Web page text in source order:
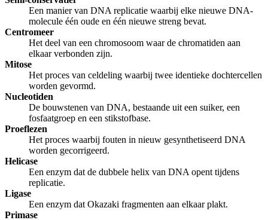
Een manier van DNA replicatie waarbij elke nieuwe DNA-
molecule één oude en één nieuwe streng bevat.
Centromeer
Het deel van een chromosoom waar de chromatiden aan
elkaar verbonden zijn.
Mitose
Het proces van celdeling waarbij twee identieke dochtercellen
worden gevormd.
Nucleotiden
De bouwstenen van DNA, bestaande uit een suiker, een
fosfaatgroep en een stikstofbase.
Proeflezen
Het proces waarbij fouten in nieuw gesynthetiseerd DNA
worden gecorrigeerd.
Helicase
Een enzym dat de dubbele helix van DNA opent tijdens
replicatie.
Ligase
Een enzym dat Okazaki fragmenten aan elkaar plakt.
Primase